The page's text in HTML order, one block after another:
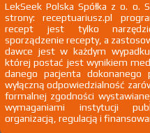
Prep. złoż.
krem 1 op. 400 g Na skórę
Sudocrem
LekSeek Polska Spółka z o. o.
strony: receptuariusz.pl
recept jest tylko
sporządzenie recepty, a
dawce jest w każdym
której postać jest wynikiem
danego pacjenta
wyłączną odpowiedzialność
formalnej zgodności
wymaganiami instytucji
organizacją, regulacją i